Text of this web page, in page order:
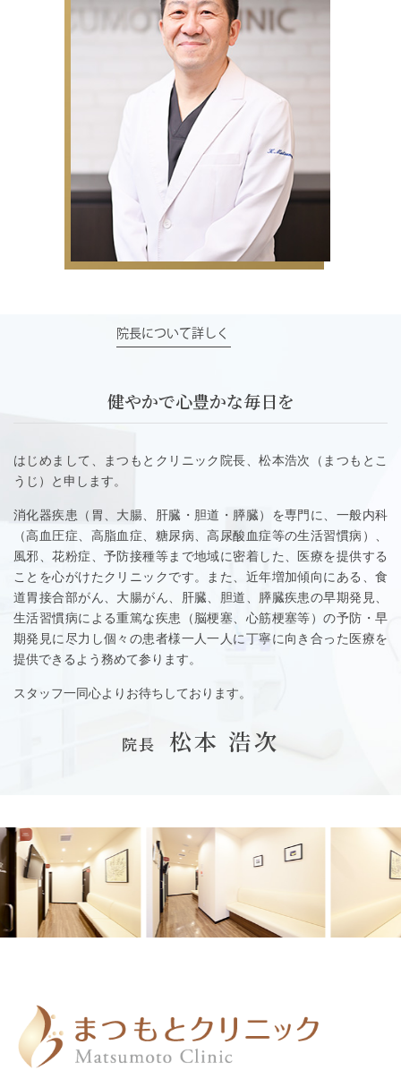
院長について詳しく
健やかで心豊かな毎日を
はじめまして、
まつもとクリニック院長、松本浩次（まつもとこ
うじ）と申します。
消化器疾患（胃、大腸、肝臓・胆道・膵臓）を専門に、一般内科
（高血圧症、高脂血症、糖尿病、高尿酸血症等の生活習慣病）、
風邪、花粉症、予防接種等まで地域に密着した、医療を提供する
ことを心がけたクリニックです。 また、近年増加傾向にある、食
道胃接合部がん、大腸がん、肝臓、胆道、膵臓疾患の早期発見、
生活習慣病による重篤な疾患（脳梗塞、心筋梗塞等）の予防・早
期発見に尽力し個々の患者様一人一人に丁寧に向き合った医療を
提供できるよう務めて参ります。
スタッフ一同心よりお待ちしております。
院長 松本 浩次